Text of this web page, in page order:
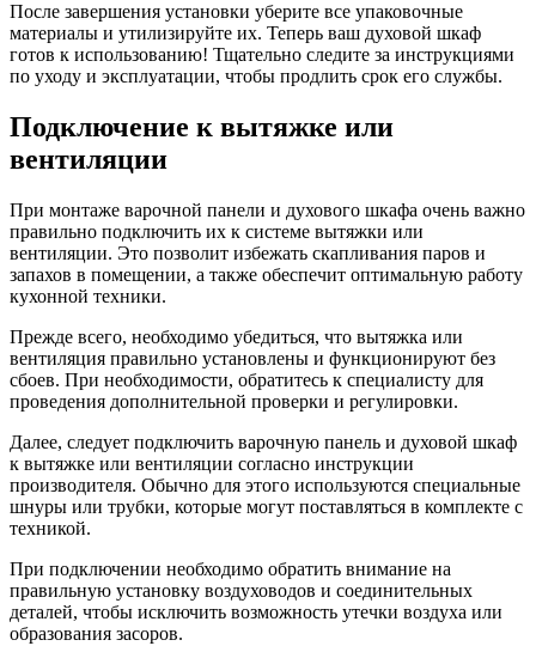
После завершения установки уберите все упаковочные
материалы и утилизируйте их. Теперь ваш духовой шкаф
готов к использованию! Тщательно следите за инструкциями
по уходу и эксплуатации, чтобы продлить срок его службы.
Подключение к вытяжке или
вентиляции
При монтаже варочной панели и духового шкафа очень важно
правильно подключить их к системе вытяжки или
вентиляции. Это позволит избежать скапливания паров и
запахов в помещении, а также обеспечит оптимальную работу
кухонной техники.
Прежде всего, необходимо убедиться, что вытяжка или
вентиляция правильно установлены и функционируют без
сбоев. При необходимости, обратитесь к специалисту для
проведения дополнительной проверки и регулировки.
Далее, следует подключить варочную панель и духовой шкаф
к вытяжке или вентиляции согласно инструкции
производителя. Обычно для этого используются специальные
шнуры или трубки, которые могут поставляться в комплекте с
техникой.
При подключении необходимо обратить внимание на
правильную установку воздуховодов и соединительных
деталей, чтобы исключить возможность утечки воздуха или
образования засоров.